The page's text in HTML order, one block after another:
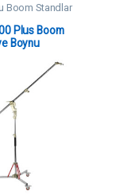
Boom Standlar
Plus Boom
Boynu